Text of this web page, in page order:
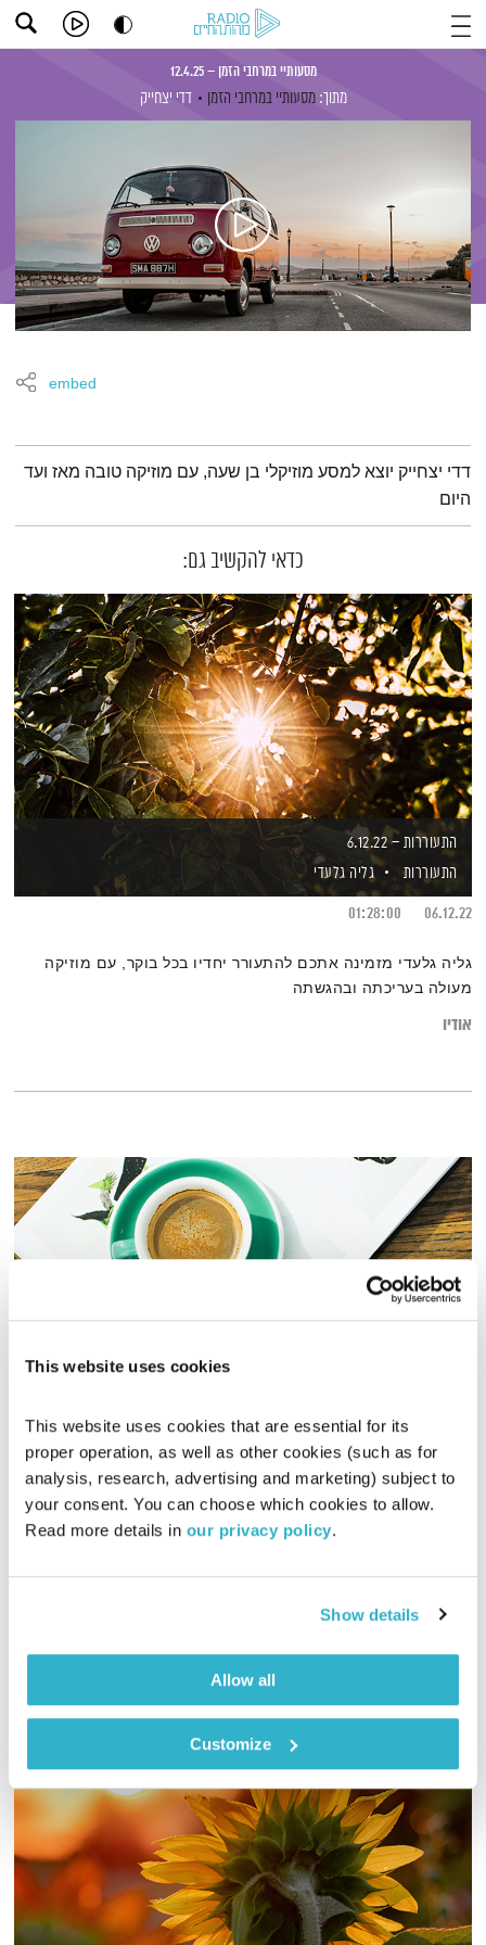
This website uses cookies
This website uses cookies that are essential for its
proper operation, as well as other cookies (such as for
analysis, research, advertising and marketing) subject to
your consent. You can choose which cookies to allow.
Read more details in our privacy policy.
Show details
Allow all
Customize
מסעותיי במרחבי הזמן – 12.4.25
מתוך: מסעותיי במרחבי הזמן דדי יצחייק
embed
תמצית הפודקאסט
דדי יצחייק יוצא למסע מוזיקלי בן שעה, עם מוזיקה טובה מאז ועד
היום
כדאי להקשיב גם:
התעוררות – 6.12.22
התעוררות
גליה גלעדי
06.12.22
01:28:00
גליה גלעדי מזמינה אתכם להתעורר יחדיו בכל בוקר, עם מוזיקה
מעולה בעריכתה ובהגשתה
אודיו
התעוררות
גליה גלעדי
19.03.23
01:27:53
גליה גלעדי מזמינה אתכם להתעורר יחדיו בכל בוקר, עם מוזיקה